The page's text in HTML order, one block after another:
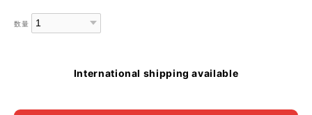
数量
International shipping available